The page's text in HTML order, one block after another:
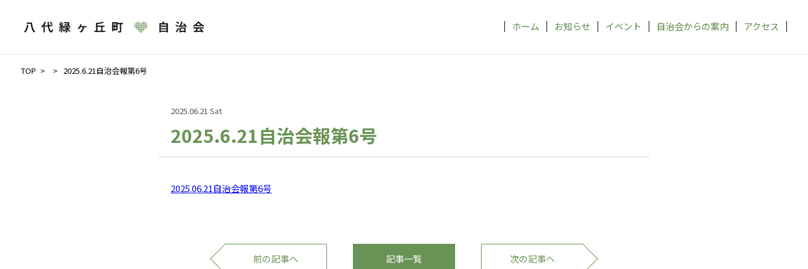
ホーム お知らせ イベント 自治会からの案内 アクセス
TOP 2025.6.21自治会報第6号
2025.06.21 Sat
2025.6.21自治会報第6号
2025.06.21自治会報第6号
前の記事へ 記事一覧 次の記事へ